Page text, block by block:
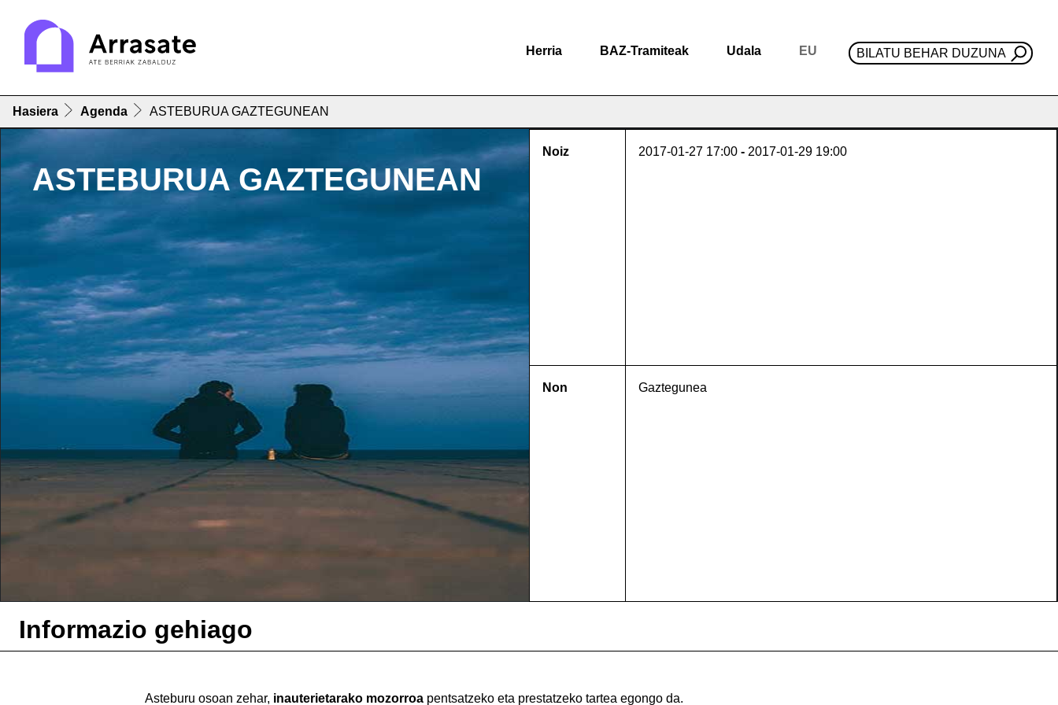
Herria BAZ-Tramiteak Udala EU BILATU BEHAR DUZUNA
Hasiera Agenda ASTEBURUA GAZTEGUNEAN
ASTEBURUA GAZTEGUNEAN
Noiz 2017-01-27 17:00 - 2017-01-29 19:00
Non Gaztegunea
Informazio gehiago
Asteburu osoan zehar, inauterietarako mozorroa pentsatzeko eta prestatzeko tartea egongo da.